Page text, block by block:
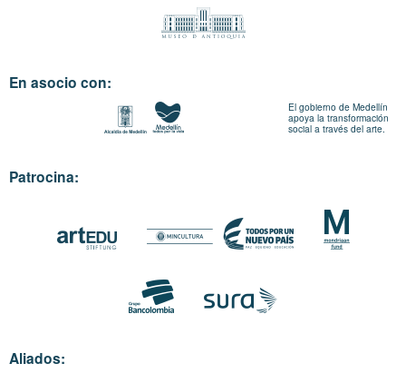
En asocio con:
El gobierno de Medellín
apoya la transformación
social a través del arte.
Patrocina:
Aliados: